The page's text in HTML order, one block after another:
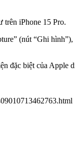
trên iPhone 15 Pro.
(nút “Ghi
đặc biệt của Apple